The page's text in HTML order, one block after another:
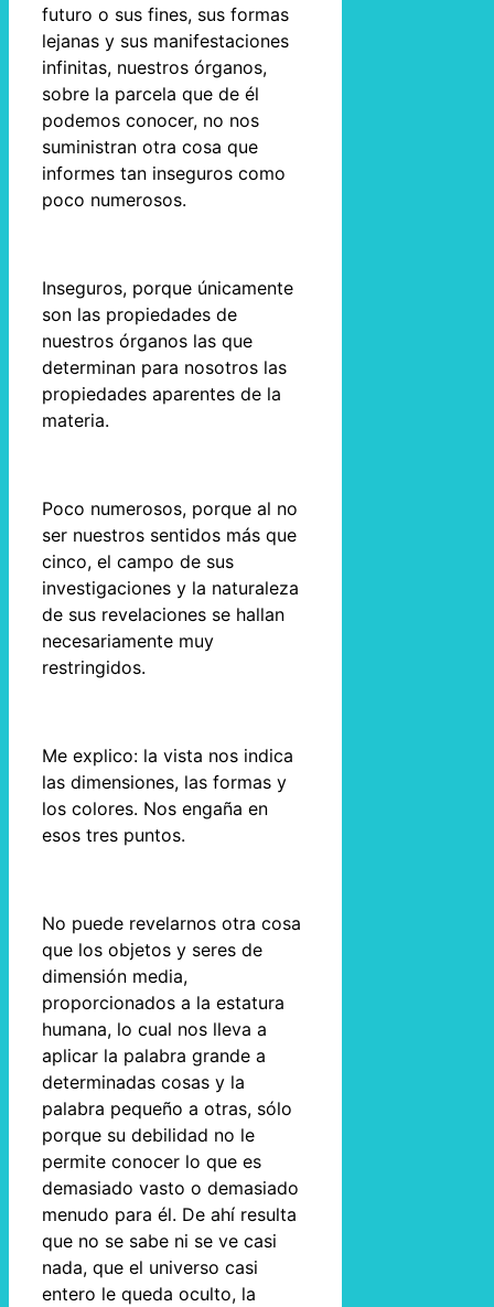
futuro o sus fines, sus formas
lejanas y sus manifestaciones
infinitas, nuestros órganos,
sobre la parcela que de él
podemos conocer, no nos
suministran otra cosa que
informes tan inseguros como
poco numerosos.
Inseguros, porque únicamente
son las propiedades de
nuestros órganos las que
determinan para nosotros las
propiedades aparentes de la
materia.
Poco numerosos, porque al no
ser nuestros sentidos más que
cinco, el campo de sus
investigaciones y la naturaleza
de sus revelaciones se hallan
necesariamente muy
restringidos.
Me explico: la vista nos indica
las dimensiones, las formas y
los colores. Nos engaña en
esos tres puntos.
No puede revelarnos otra cosa
que los objetos y seres de
dimensión media,
proporcionados a la estatura
humana, lo cual nos lleva a
aplicar la palabra grande a
determinadas cosas y la
palabra pequeño a otras, sólo
porque su debilidad no le
permite conocer lo que es
demasiado vasto o demasiado
menudo para él. De ahí resulta
que no se sabe ni se ve casi
nada, que el universo casi
entero le queda oculto, la